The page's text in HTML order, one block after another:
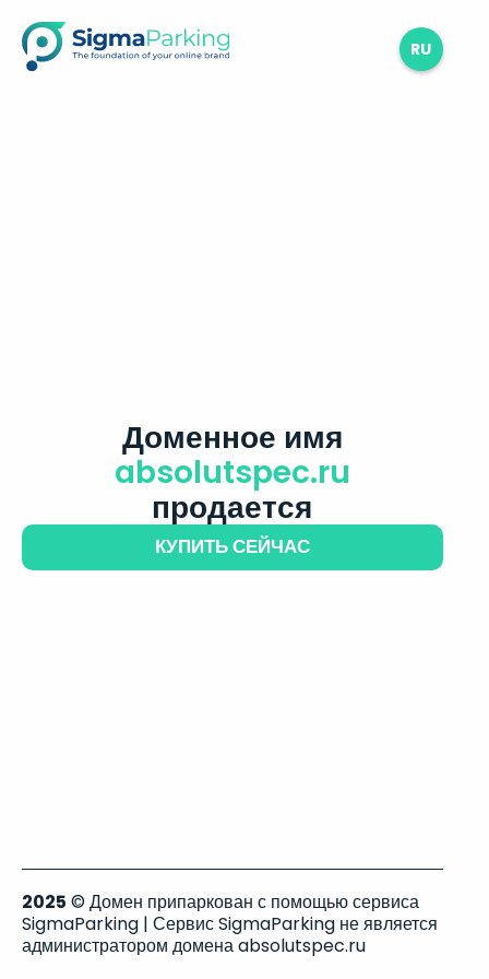
RU
Доменное имя
absolutspec.ru
продается
КУПИТЬ СЕЙЧАС
2025 © Домен припаркован с помощью сервиса
SigmaParking | Сервис SigmaParking не является
администратором домена absolutspec.ru